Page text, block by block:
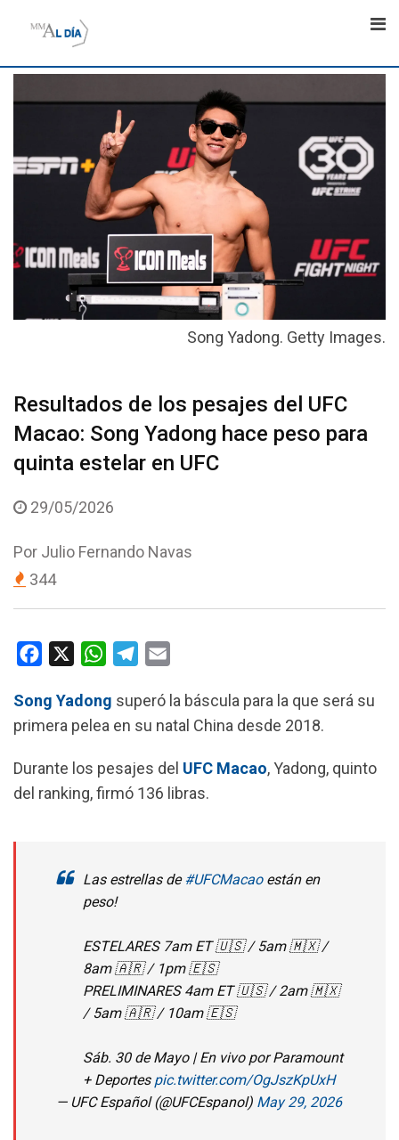
Song Yadong. Getty Images.
Resultados de los pesajes del UFC
Macao: Song Yadong hace peso para
quinta estelar en UFC
29/05/2026
Por Julio Fernando Navas
344
c
e
o
o
W
a
t
A
p
l
e
r
a
a
i
Song Yadong superó la báscula para la que será su
primera pelea en su natal China desde 2018.
Durante los pesajes del UFC Macao, Yadong, quinto
del ranking, firmó 136 libras.
Las estrellas de#UFCMacaoestán en
peso!
ESTELARES 7am ET 🇺🇸 / 5am 🇲🇽 /
8am 🇦🇷 / 1pm 🇪🇸⁣⁣
PRELIMINARES 4am ET 🇺🇸 / 2am 🇲🇽
/ 5am 🇦🇷 / 10am 🇪🇸⁣⁣
Sáb. 30 de Mayo | En vivo por Paramount
+ Deportes pic.twitter.com/OgJszKpUxH
— UFC Español (@UFCEspanol) May 29, 2026